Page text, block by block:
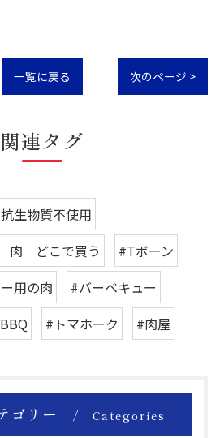
一覧に戻る 次のページ >
関連タグ
生物質不使用
肉 どこで買う
#Tボーン
用の肉
#バーベキュー
#トマホーク #肉屋
ゴリー Categories